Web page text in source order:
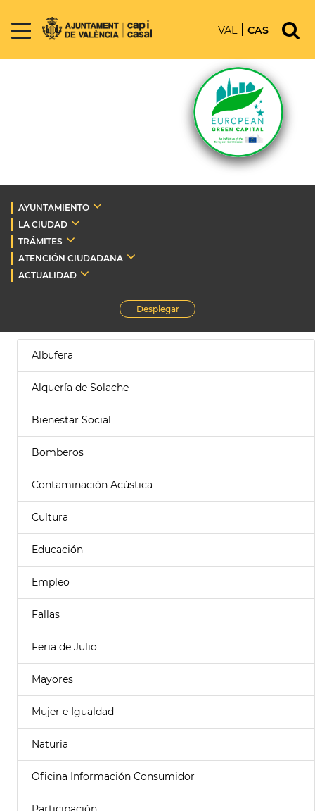
VAL CAS
AYUNTAMIENTO
LA CIUDAD
TRÁMITES
ATENCIÓN CIUDADANA
ACTUALIDAD
Desplegar
Albufera
Alquería de Solache
Bienestar Social
Bomberos
Contaminación Acústica
Cultura
Educación
Empleo
Fallas
Feria de Julio
Mayores
Mujer e Igualdad
Naturia
Oficina Información Consumidor